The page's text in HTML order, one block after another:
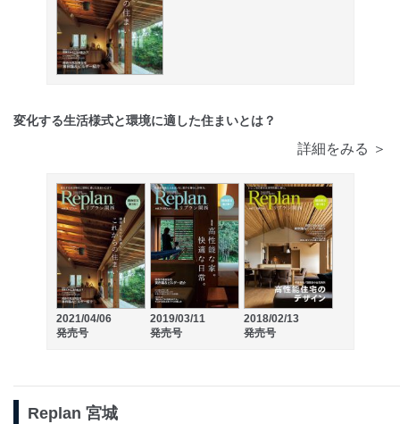
変化する生活様式と環境に適した住まいとは？
詳細をみる ＞
2021/04/06
発売号
2019/03/11
発売号
2018/02/13
発売号
Replan 宮城